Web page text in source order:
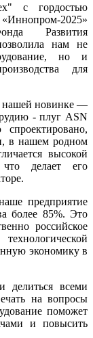
с гордостью
«Иннопром-2025»
Развития
нам не
но и
для
нашей новинке —
- плуг ASN
в нашем родном
высокой
что делает его
предприятие
более 85%. Это
российское
экономику в
всеми
на вопросы
поможет
и повысить